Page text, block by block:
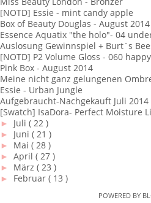
[NOTD] Essie - mint candy apple
Box of Beauty Douglas - August 2014
Essence Aquatix "the holo"- 04
Auslosung Gewinnspiel + Burt´s
[NOTD] P2 Volume Gloss - 060
Pink Box - August 2014
Meine nicht ganz gelungenen
Essie - Urban Jungle
Aufgebraucht-Nachgekauft Juli 2014
[Swatch] IsaDora- Perfect Moisture
► Juli ( 22 )
► Juni ( 21 )
► Mai ( 28 )
► April ( 27 )
► März ( 23 )
► Februar ( 13 )
POWERED BY